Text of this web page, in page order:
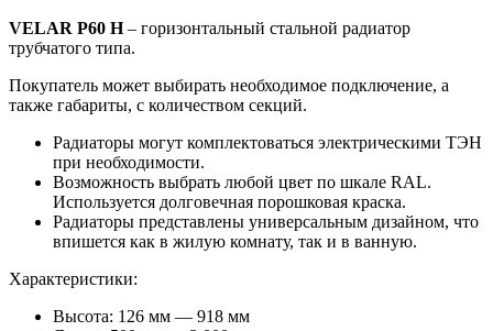
VELAR P60 H– горизонтальный стальной радиатор
трубчатого типа.
Покупатель может выбирать необходимое подключение, а
также габариты, с количеством секций.
Радиаторы могут комплектоваться электрическими ТЭН
при необходимости.
Возможность выбрать любой цвет по шкале RAL.
Используется долговечная порошковая краска.
Радиаторы представлены универсальным дизайном, что
впишется как в жилую комнату, так и в ванную.
Характеристики:
Высота: 126 мм — 918 мм